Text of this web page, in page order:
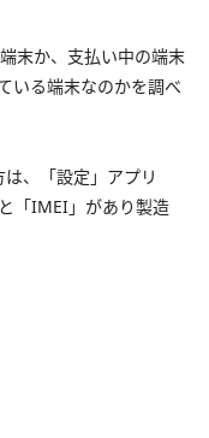
末か、支払い中の端末
いる端末なのかを調べ
、「設定」アプリ
「IMEI」があり製造